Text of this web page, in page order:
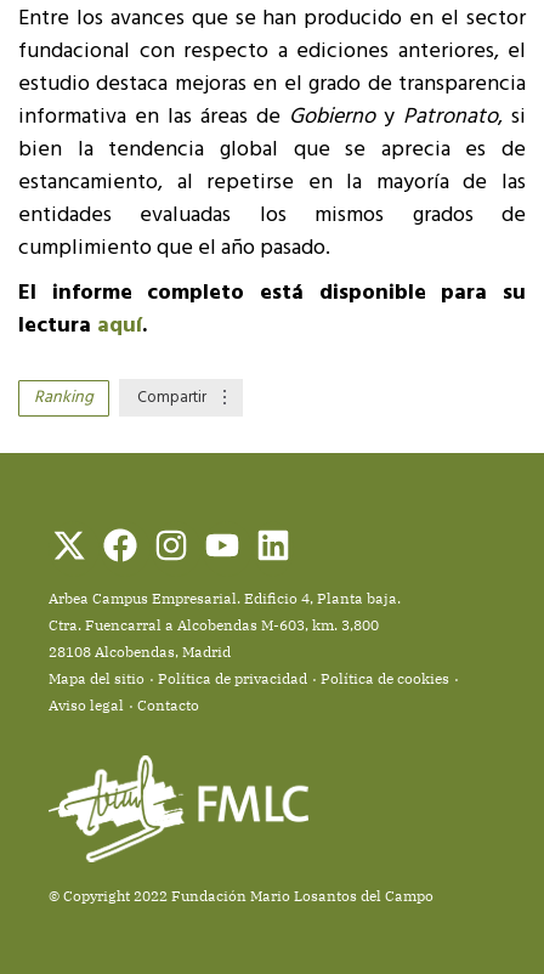
Entre los avances que se han producido en el sector
fundacional con respecto a ediciones anteriores, el
estudio destaca mejoras en el grado de transparencia
informativa en las áreas de Gobierno y Patronato, si
bien la tendencia global que se aprecia es de
estancamiento, al repetirse en la mayoría de las
entidades evaluadas los mismos grados de
cumplimiento que el año pasado.
El informe completo está disponible para su
lectura aquí.
Ranking Compartir
© Copyright 2022 Fundación Mario Losantos del Campo
Arbea Campus Empresarial. Edificio 4, Planta baja.
Ctra. Fuencarral a Alcobendas M-603, km. 3,800
28108 Alcobendas, Madrid
Mapa del sitio
Política de privacidad
Política de cookies
Aviso legal
Contacto